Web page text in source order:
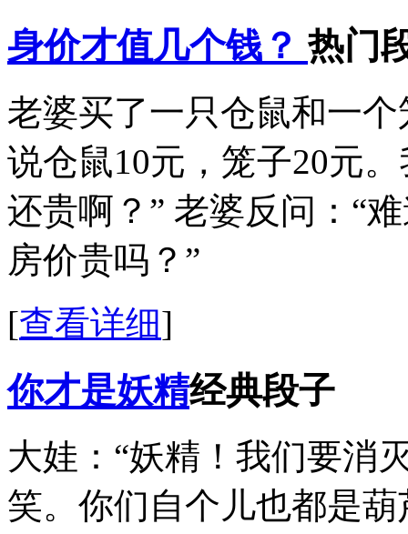
身价才值几个钱？ 热门
老婆买了一只仓鼠和一
说仓鼠10元，笼子20元
还贵啊？” 老婆反问：“
房价贵吗？”
[查看详细]
你才是妖精经典段子
大娃：“妖精！我们要消
笑。你们自个儿也都是